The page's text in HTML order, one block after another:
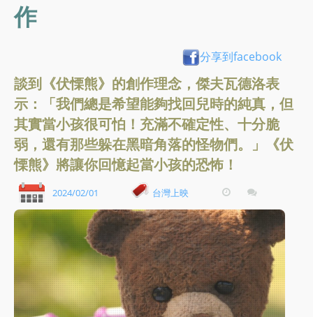
作
分享到facebook
談到《伏慄熊》的創作理念，傑夫瓦德洛表
示：「我們總是希望能夠找回兒時的純真，但
其實當小孩很可怕！充滿不確定性、十分脆
弱，還有那些躲在黑暗角落的怪物們。」《伏
慄熊》將讓你回憶起當小孩的恐怖！
2024/02/01 台灣上映